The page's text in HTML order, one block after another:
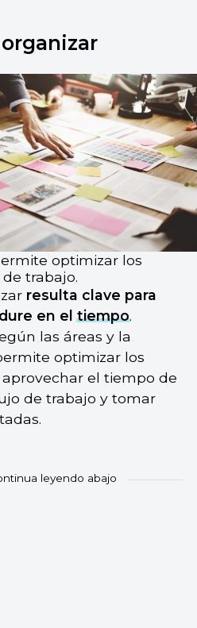
optimizar los
trabajo.
resulta clave para
en eltiempo.
las áreas y la
optimizar los
aprovechar el tiempo de
de trabajo y tomar